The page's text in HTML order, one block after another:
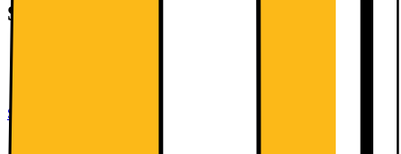
Specifikationer
Se alle specifikationer